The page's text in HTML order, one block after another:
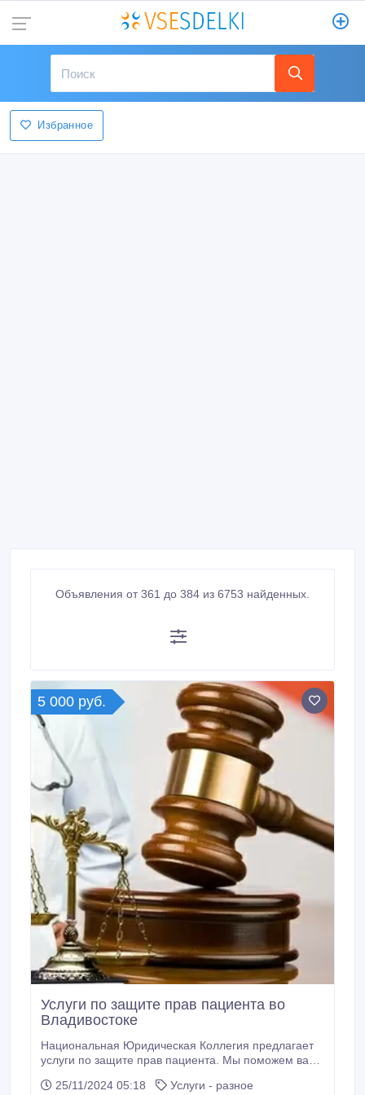
Избранное
Объявления от 361 до 384 из 6753 найденных.
5 000 руб.
Услуги по защите прав пациента во
Владивостоке
Национальная Юридическая Коллегия предлагает
услуги по защите прав пациента. Мы поможем вам
медицинского обслуживания. Преимущества услуг
25/11/2024 05:18
Услуги - разное